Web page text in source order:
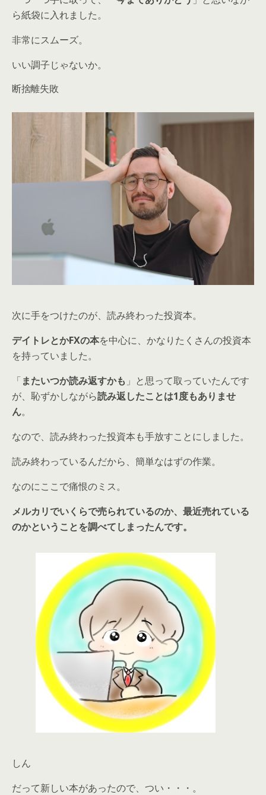
ら紙袋に入れました。
非常にスムーズ。
いい調子じゃないか。
断捨離失敗
次に手をつけたのが、読み終わった投資本。
デイトレとかFXの本を中心に、かなりたくさんの投資本
を持っていました。
「またいつか読み返すかも 」と思って取っていたんです
が、恥ずかしながら読み返したことは1度もありませ
ん。
なので、読み終わった投資本も手放すことにしました。
読み終わっているんだから、簡単なはずの作業。
なのにここで痛恨のミス。
メルカリでいくらで売られているのか、最近売れている
のかということを調べてしまったんです。
しん
だって新しい本があったので、つい・・・。